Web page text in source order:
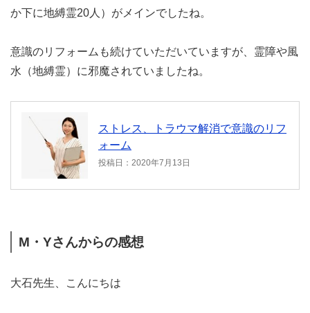
か下に地縛霊20人）がメインでしたね。
意識のリフォームも続けていただいていますが、霊障や風
水（地縛霊）に邪魔されていましたね。
ストレス、トラウマ解消で意識のリフ
ォーム
投稿日：2020年7月13日
M・Yさんからの感想
大石先生、こんにちは